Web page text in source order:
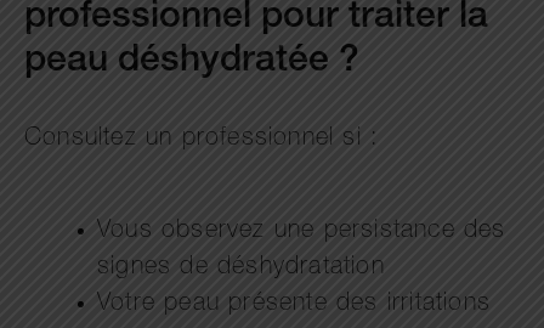
professionnel pour traiter la
peau déshydratée ?
Consultez un professionnel si :
Vous observez une persistance des
signes de déshydratation
Votre peau présente des irritations